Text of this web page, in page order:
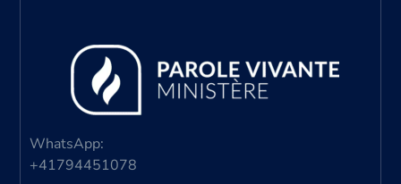
WhatsApp:
+41794451078